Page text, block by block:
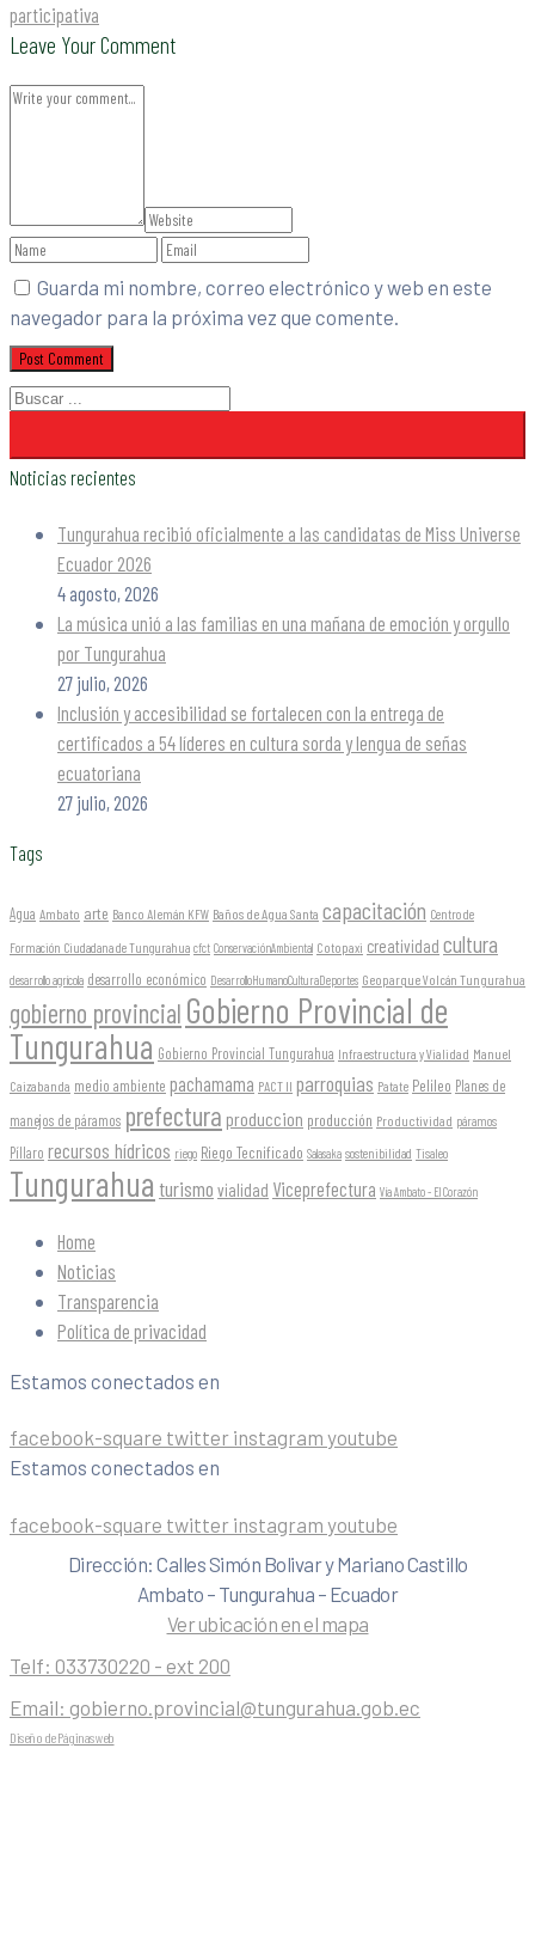
participativa
Leave Your Comment
Guarda mi nombre, correo electrónico y web en este
navegador para la próxima vez que comente.
Noticias recientes
Tungurahua recibió oficialmente a las candidatas de Miss Universe
Ecuador 2026
4 agosto, 2026
La música unió a las familias en una mañana de emoción y orgullo
por Tungurahua
27 julio, 2026
Inclusión y accesibilidad se fortalecen con la entrega de
certificados a 54 líderes en cultura sorda y lengua de señas
ecuatoriana
27 julio, 2026
Tags
Agua Ambato arte Banco Alemán KFW Baños de Agua Santa capacitación Centro de
Formación Ciudadana de Tungurahua cfct ConservaciónAmbiental Cotopaxi creatividad cultura
desarrollo agrícola desarrollo económico DesarrolloHumanoCulturaDeportes Geoparque Volcán Tungurahua
gobierno provincial Gobierno Provincial de
Tungurahua Gobierno Provincial Tungurahua Infraestructura y Vialidad Manuel
Caizabanda medio ambiente pachamama PACT II parroquias Patate Pelileo Planes de
manejos de páramos prefectura produccion producción Productividad páramos
Píllaro recursos hídricos riego Riego Tecnificado Salasaka sostenibilidad Tisaleo
Tungurahua turismo vialidad Viceprefectura Vía Ambato - El Corazón
Home
Noticias
Transparencia
Política de privacidad
Estamos conectados en
facebook-square twitter instagram youtube
Estamos conectados en
facebook-square twitter instagram youtube
Dirección: Calles Simón Bolivar y Mariano Castillo
Ambato – Tungurahua – Ecuador
Ver ubicación en el mapa
Telf: 033730220 - ext 200
Email: gobierno.provincial@tungurahua.gob.ec
Diseño de Páginas web